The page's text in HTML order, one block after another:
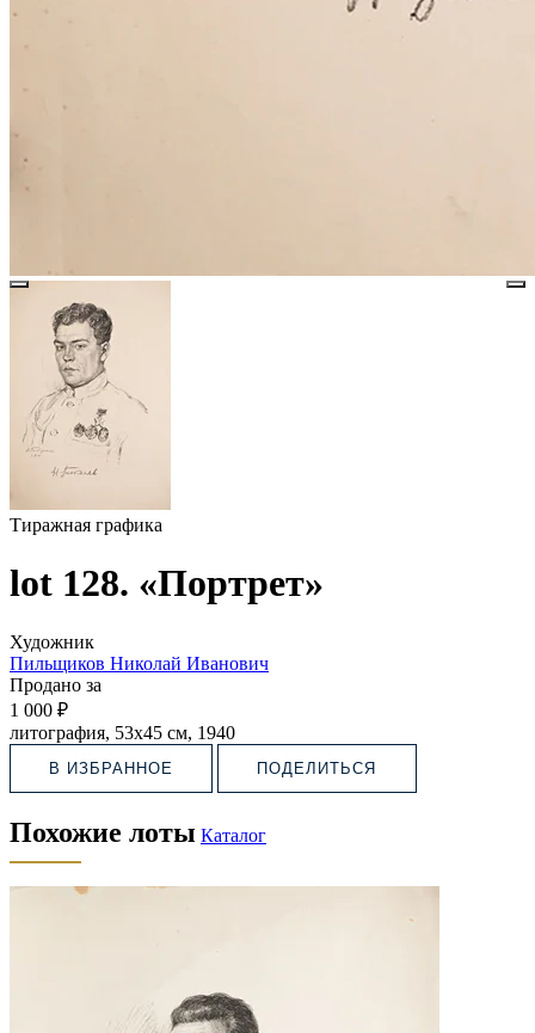
Тиражная графика
lot 128. «Портрет»
Художник
Пильщиков Николай Иванович
Продано за
1 000 ₽
литография, 53х45 см, 1940
В ИЗБРАННОЕ ПОДЕЛИТЬСЯ
Похожие лоты Каталог